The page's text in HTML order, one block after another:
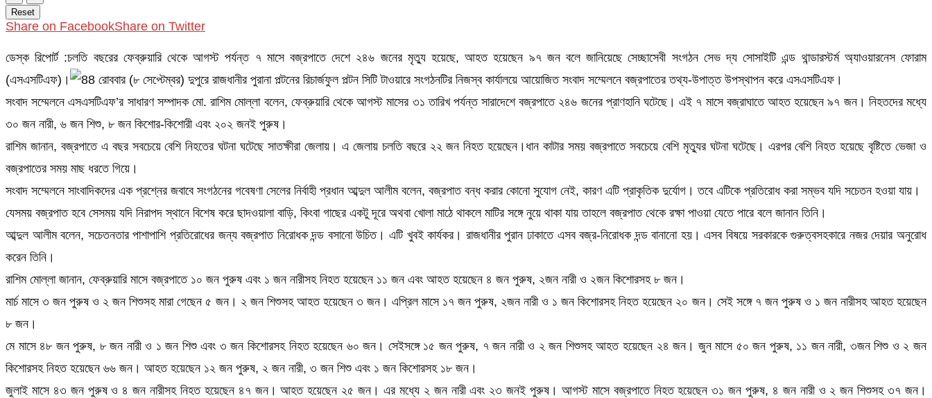
Reset
Share on FacebookShare on Twitter
ডেস্ক রিপোর্ট :চলতি বছরের ফেব্রুয়ারি থেকে আগস্ট পর্যন্ত ৭ মাসে বজ্রপাতে দেশে ২৪৬ জনের মৃত্যু হয়েছে, আহত হয়েছেন ৯৭ জন বলে জানিয়েছে সেচ্ছাসেবী সংগঠন সেভ দ্য সোসাইটি এন্ড থান্ডারস্টর্ম অ্যাওয়ারনেস ফোরাম
(এসএসটিএফ)।
রোববার (৮ সেপ্টেম্বর) দুপুরে রাজধানীর পুরানা পল্টনের রিচার্জফুল পল্টন সিটি টাওয়ারে সংগঠনটির নিজস্ব কার্যালয়ে আয়োজিত সংবাদ সম্মেলনে বজ্রপাতের তথ্য-উপাত্ত উপস্থাপন করে এসএসটিএফ।
সংবাদ সম্মেলনে এসএসটিএফ’র সাধারণ সম্পাদক মো. রাশিম মোল্লা বলেন, ফেব্রুয়ারি থেকে আগস্ট মাসের ৩১ তারিখ পর্যন্ত সারাদেশে বজ্রপাতে ২৪৬ জনের প্রাণহানি ঘটেছে। এই ৭ মাসে বজ্রাঘাতে আহত হয়েছেন ৯৭ জন। নিহতদের মধ্যে
৩০ জন নারী, ৬ জন শিশু, ৮ জন কিশোর-কিশোরী এবং ২০২ জনই পুরুষ।
রাশিম জানান, বজ্রপাতে এ বছর সবচেয়ে বেশি নিহতের ঘটনা ঘটেছে সাতক্ষীরা জেলায়। এ জেলায় চলতি বছরে ২২ জন নিহত হয়েছেন।ধান কাটার সময় বজ্রপাতে সবচেয়ে বেশি মৃত্যুর ঘটনা ঘটেছে। এরপর বেশি নিহত হয়েছে বৃষ্টিতে ভেজা ও
বজ্রপাতের সময় মাছ ধরতে গিয়ে।
সংবাদ সম্মেলনে সাংবাদিকদের এক প্রশ্নের জবাবে সংগঠনের গবেষণা সেলের নির্বাহী প্রধান আব্দুল আলীম বলেন, বজ্রপাত বন্ধ করার কোনো সুযোগ নেই, কারণ এটি প্রাকৃতিক দুর্যোগ। তবে এটিকে প্রতিরোধ করা সম্ভব যদি সচেতন হওয়া যায়।
যেসময় বজ্রপাত হবে সেসময় যদি নিরাপদ স্থানে বিশেষ করে ছাদওয়ালা বাড়ি, কিংবা গাছের একটু দূরে অথবা খোলা মাঠে থাকলে মাটির সঙ্গে নুয়ে থাকা যায় তাহলে বজ্রপাত থেকে রক্ষা পাওয়া যেতে পারে বলে জানান তিনি।
আব্দুল আলীম বলেন, সচেতনতার পাশাপাশি প্রতিরোধের জন্য বজ্রপাত নিরোধক দন্ড বসানো উচিত। এটি খুবই কার্যকর। রাজধানীর পুরান ঢাকাতে এসব বজ্র-নিরোধক দন্ড বানানো হয়। এসব বিষয়ে সরকারকে গুরুত্বসহকারে নজর দেয়ার অনুরোধ
করেন তিনি।
রাশিম মোল্লা জানান, ফেব্রুয়ারি মাসে বজ্রপাতে ১০ জন পুরুষ এবং ১ জন নারীসহ নিহত হয়েছেন ১১ জন এবং আহত হয়েছেন ৪ জন পুরুষ, ২জন নারী ও ২জন কিশোরসহ ৮ জন।
মার্চ মাসে ৩ জন পুরুষ ও ২ জন শিশুসহ মারা গেছেন ৫ জন। ২ জন শিশুসহ আহত হয়েছেন ৩ জন। এপ্রিল মাসে ১৭ জন পুরুষ, ২জন নারী ও ১ জন কিশোরসহ নিহত হয়েছেন ২০ জন। সেই সঙ্গে ৭ জন পুরুষ ও ১ জন নারীসহ আহত হয়েছেন
৮ জন।
মে মাসে ৪৮ জন পুরুষ, ৮ জন নারী ও ১ জন শিশু এবং ৩ জন কিশোরসহ নিহত হয়েছেন ৬০ জন। সেইসঙ্গে ১৫ জন পুরুষ, ৭ জন নারী ও ২ জন শিশুসহ আহত হয়েছেন ২৪ জন। জুন মাসে ৫০ জন পুরুষ, ১১ জন নারী, ৩জন শিশু ও ২ জন
কিশোরসহ নিহত হয়েছেন ৬৬ জন। আহত হয়েছেন ১২ জন পুরুষ, ২ জন নারী, ৩ জন শিশু এবং ১ জন কিশোরসহ ১৮ জন।
জুলাই মাসে ৪৩ জন পুরুষ ও ৪ জন নারীসহ নিহত হয়েছেন ৪৭ জন। আহত হয়েছেন ২৫ জন। এর মধ্যে ২ জন নারী এবং ২৩ জনই পুরুষ। আগস্ট মাসে বজ্রপাতে নিহত হয়েছেন ৩১ জন পুরুষ, ৪ জন নারী ও ২ জন শিশুসহ ৩৭ জন।